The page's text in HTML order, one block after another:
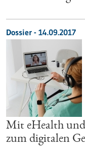
Dossier - 14.09.2017
Mit eHealth und
zum digitalen